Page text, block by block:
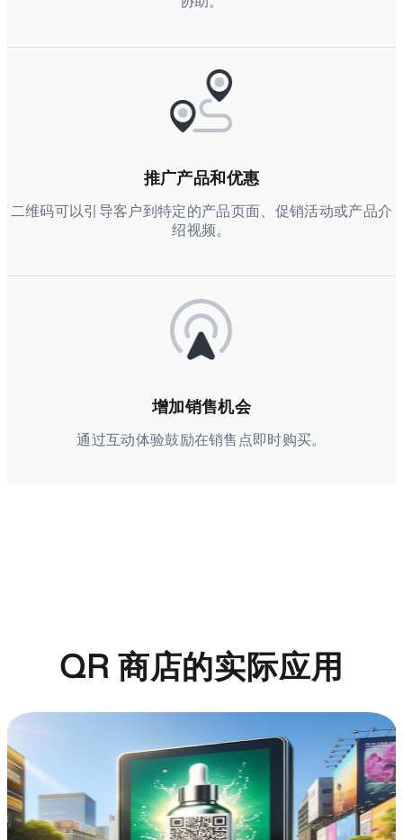
推广产品和优惠
二维码可以引导客户到特定的产品页面、促销活动或产品介
绍视频。
增加销售机会
通过互动体验鼓励在销售点即时购买。
QR 商店的实际应用